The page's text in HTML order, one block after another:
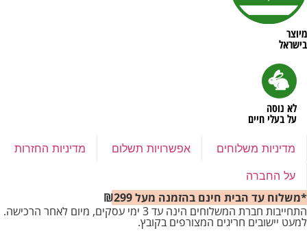
מיוצר
בישראל
לא נוסה
על בעלי חיים
מדיניות משלוחים אפשרויות תשלום
מדיניות החזרות
על החברה
*משלוח עד הבית חינם בהזמנה מעל ₪299
התחייבות חברת המשלוחים הינה עד 3 ימי עסקים, מיום לאחר הרכישה.
למעט יישובים חריגים המצורפים בקובץ.